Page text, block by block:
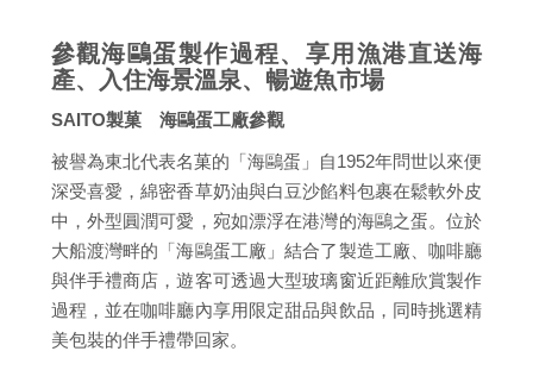
參觀海鷗蛋製作過程、享用漁港直送海
產、入住海景溫泉、暢遊魚市場
SAITO製菓 海鷗蛋工廠參觀
被譽為東北代表名菓的「海鷗蛋」自1952年問世以來便
深受喜愛，綿密香草奶油與白豆沙餡料包裹在鬆軟外皮
中，外型圓潤可愛，宛如漂浮在港灣的海鷗之蛋。位於
大船渡灣畔的「海鷗蛋工廠」結合了製造工廠、咖啡廳
與伴手禮商店，遊客可透過大型玻璃窗近距離欣賞製作
過程，並在咖啡廳內享用限定甜品與飲品，同時挑選精
美包裝的伴手禮帶回家。